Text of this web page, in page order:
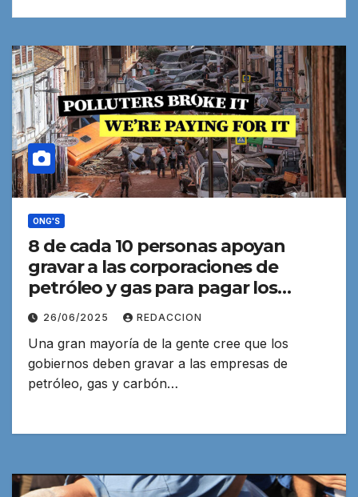
ONG'S
8 de cada 10 personas apoyan
gravar a las corporaciones de
petróleo y gas para pagar los
daños climáticos, dice Greenpeace
26/06/2025 REDACCION
Una gran mayoría de la gente cree que los
gobiernos deben gravar a las empresas de
petróleo, gas y carbón…